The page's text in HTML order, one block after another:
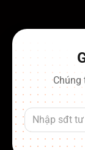
Chúng